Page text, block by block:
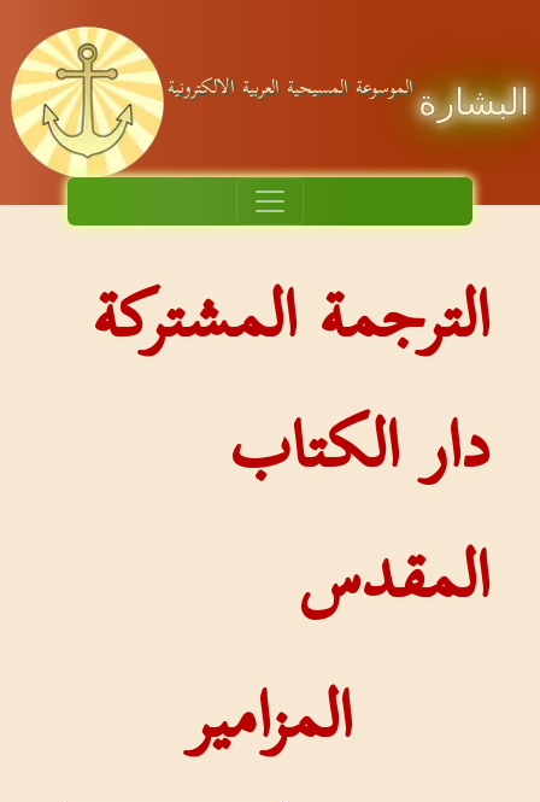
البشارةالموسوعة المسيحية العربية الالكترونية
الترجمة المشتركة
دار الكتاب
المقدس
المزامير